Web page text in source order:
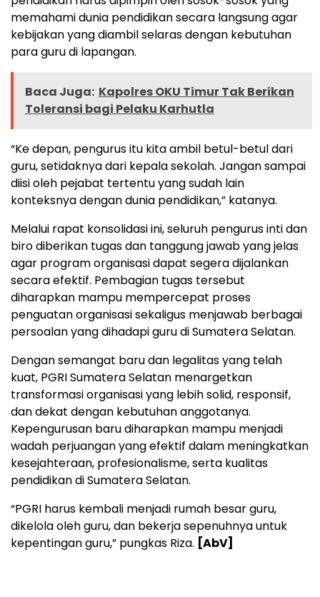
memahami dunia pendidikan secara langsung agar
kebijakan yang diambil selaras dengan kebutuhan
para guru di lapangan.
Baca Juga: Kapolres OKU Timur Tak Berikan
Toleransi bagi Pelaku Karhutla
“Ke depan, pengurus itu kita ambil betul-betul dari
guru, setidaknya dari kepala sekolah. Jangan sampai
diisi oleh pejabat tertentu yang sudah lain
konteksnya dengan dunia pendidikan,” katanya.
Melalui rapat konsolidasi ini, seluruh pengurus inti dan
biro diberikan tugas dan tanggung jawab yang jelas
agar program organisasi dapat segera dijalankan
secara efektif. Pembagian tugas tersebut
diharapkan mampu mempercepat proses
penguatan organisasi sekaligus menjawab berbagai
persoalan yang dihadapi guru di Sumatera Selatan.
Dengan semangat baru dan legalitas yang telah
kuat, PGRI Sumatera Selatan menargetkan
transformasi organisasi yang lebih solid, responsif,
dan dekat dengan kebutuhan anggotanya.
Kepengurusan baru diharapkan mampu menjadi
wadah perjuangan yang efektif dalam meningkatkan
kesejahteraan, profesionalisme, serta kualitas
pendidikan di Sumatera Selatan.
“PGRI harus kembali menjadi rumah besar guru,
dikelola oleh guru, dan bekerja sepenuhnya untuk
kepentingan guru,” pungkas Riza. [AbV]